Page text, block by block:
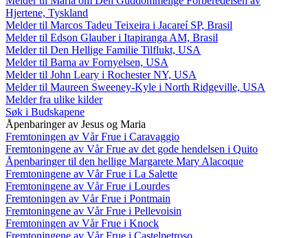
Hjertene, Tyskland
Melder til Marcos Tadeu Teixeira i Jacareí SP, Brasil
Melder til Edson Glauber i Itapiranga AM, Brasil
Melder til Den Hellige Familie Tilflukt, USA
Melder til Barna av Fornyelsen, USA
Melder til John Leary i Rochester NY, USA
Melder til Maureen Sweeney-Kyle i North Ridgeville, USA
Melder fra ulike kilder
Søk i Budskapene
Åpenbaringer av Jesus og Maria
Fremtoningen av Vår Frue i Caravaggio
Fremtoningene av Vår Frue av det gode hendelsen i Quito
Åpenbaringer til den hellige Margarete Mary Alacoque
Fremtoningene av Vår Frue i La Salette
Fremtoningene av Vår Frue i Lourdes
Fremtoningen av Vår Frue i Pontmain
Fremtoningene av Vår Frue i Pellevoisin
Fremtoningen av Vår Frue i Knock
Fremtoningene av Vår Frue i Castelpetroso